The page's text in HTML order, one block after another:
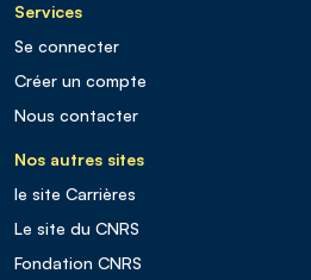
Services
Se connecter
Créer un compte
Nous contacter
Nos autres sites
le site Carrières
Le site du CNRS
Fondation CNRS